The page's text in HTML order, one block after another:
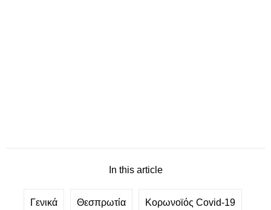
In this article
Γενικά Θεσπρωτία Κορωνοϊός Covid-19